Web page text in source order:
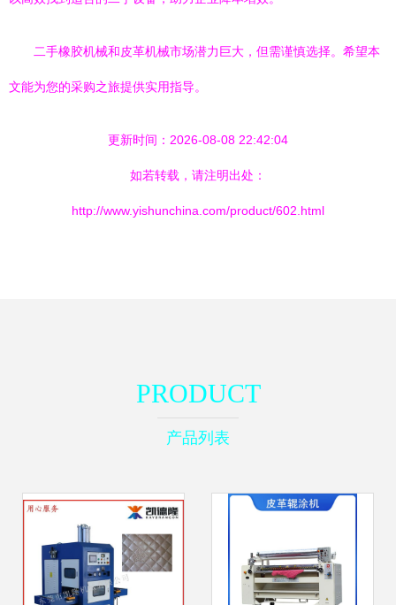
二手橡胶机械和皮革机械市场潜力巨大，但需谨慎选择。希望本
文能为您的采购之旅提供实用指导。
更新时间：2026-08-08 22:42:04
如若转载，请注明出处：
http://www.yishunchina.com/product/602.html
PRODUCT
产品列表